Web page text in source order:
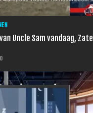
Uncle Sam vandaag,